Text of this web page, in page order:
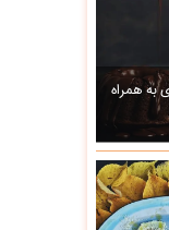
به همراه